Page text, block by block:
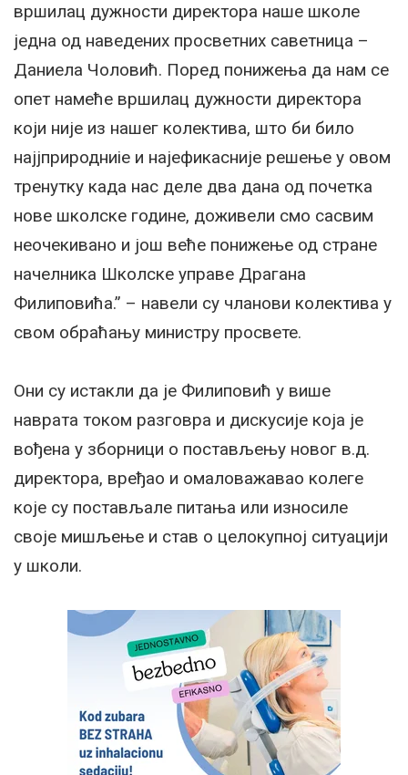
вршилац дужности директора наше школе
једна од наведених просветних саветница –
Даниела Чоловић. Поред понижења да нам се
опет намеће вршилац дужности директора
који није из нашег колектива, што би било
најјприродниіе и најефикасније решење у овом
тренутку када нас деле два дана од почетка
нове школске године, доживели смо сасвим
неочекивано и jош вeћe понижење од стране
начелника Школске управе Драгана
Филиповића.” – навели су чланови колектива у
свом обраћању министру просвете.
Они су истакли да је Филиповић у више
наврата током разговра и дискусије која je
вођена у зборници о постављењу новог в.д.
директора, вређао и омаловажавао колеге
које су постављале питања или износиле
своје мишљење и став о целокупној ситуацији
у школи.